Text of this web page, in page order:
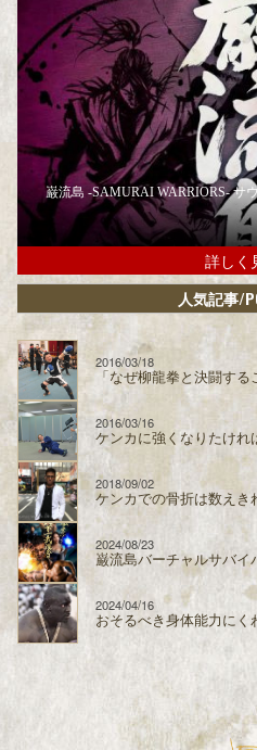
巌流島 -SAMURAI WARRIORS- サ
詳しく
人気記事/
2016/03/18
「なぜ柳龍拳と決闘する
2016/03/16
ケンカに強くなりたけれ
2018/09/02
ケンカでの骨折は数え
2024/08/23
巌流島バーチャルサバイ
2024/04/16
おそるべき身体能力に